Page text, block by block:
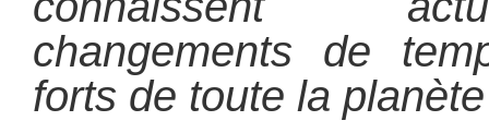
changements de
forts de toute la